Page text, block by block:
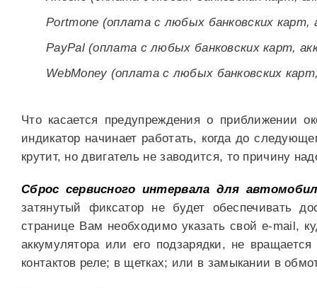
Portmone (оплата с любых банковских карт,
PayPal (оплата с любых банковских карт,
WebMoney (оплата с любых банковских
Что касается предупреждения о приближении
индикатор начинает работать, когда до
крутит, но двигатель не заводится, то причину
Сброс сервисного интервала для
затянутый фиксатор не будет обеспечивать
странице Вам необходимо указать свой e-mail,
аккумулятора или его подзарядки, не
контактов реле; в щетках; или в замыкании в